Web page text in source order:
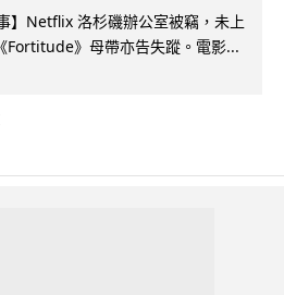
】Netflix 洛杉磯辦公室被竊，未上
Fortitude》母帶亦告失蹤。電影...